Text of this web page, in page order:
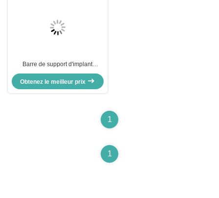
Barre de support d'implant
imprimée en 3D pour essayer
directement de fixer TOUT sur X
du laboratoire dentaire chinois
Obtenez le meilleur prix
1
1